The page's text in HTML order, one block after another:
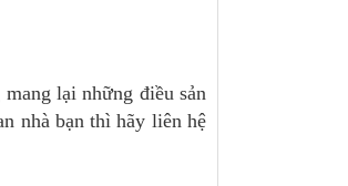
lại những điều sản
nhà bạn thì hãy liên hệ